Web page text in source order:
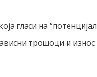
гласи на
трошоци и